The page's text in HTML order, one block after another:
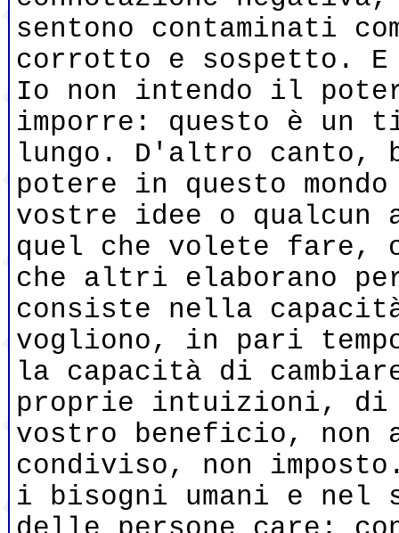
sentono contaminati
corrotto e sospetto.
Io non intendo il
imporre: questo è un
lungo. D'altro canto,
potere in questo
vostre idee o
quel che volete fare,
che altri elaborano
consiste nella
vogliono, in pari
la capacità di
proprie intuizioni, di
vostro beneficio, non
condiviso, non
i bisogni umani e